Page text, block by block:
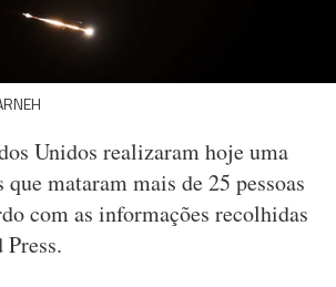
Unidos realizaram hoje uma
que mataram mais de 25 pessoas
com as informações recolhidas